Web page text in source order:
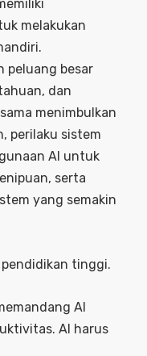
melakukan
peluang besar
dan
menimbulkan
perilaku sistem
AI untuk
serta
yang semakin
tinggi.
AI
AI harus